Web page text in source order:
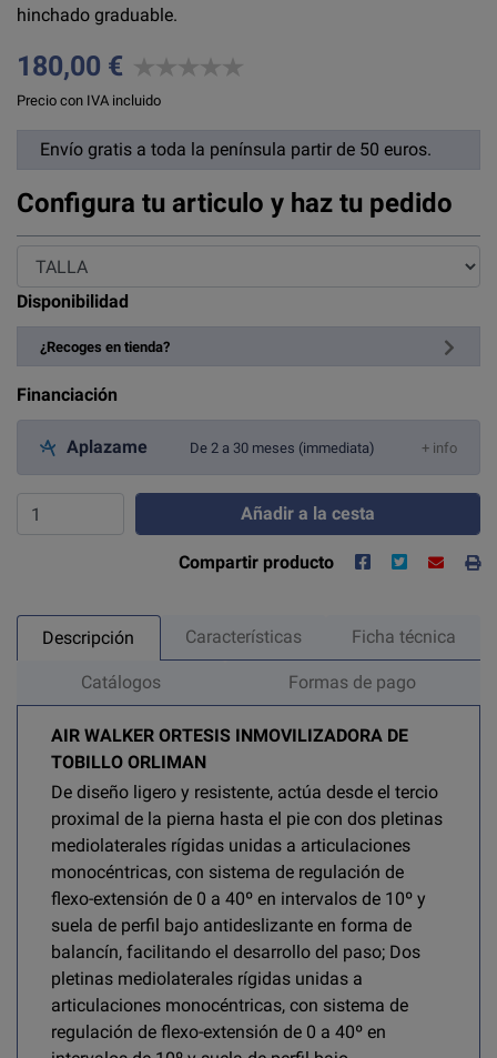
hinchado graduable.
180,00 €
Precio con IVA incluido
Envío gratis a toda la península partir de 50 euros.
Configura tu articulo y haz tu pedido
Disponibilidad
¿Recoges en tienda?
Financiación
Aplazame De 2 a 30 meses (immediata) + info
Añadir a la cesta
Compartir producto
Descripción Características Ficha técnica
Catálogos Formas de pago
AIR WALKER ORTESIS INMOVILIZADORA DE
TOBILLO ORLIMAN
De diseño ligero y resistente, actúa desde el tercio
proximal de la pierna hasta el pie con dos pletinas
mediolaterales rígidas unidas a articulaciones
monocéntricas, con sistema de regulación de
flexo-extensión de 0 a 40º en intervalos de 10º y
suela de perfil bajo antideslizante en forma de
balancín, facilitando el desarrollo del paso; Dos
pletinas mediolaterales rígidas unidas a
articulaciones monocéntricas, con sistema de
regulación de flexo-extensión de 0 a 40º en